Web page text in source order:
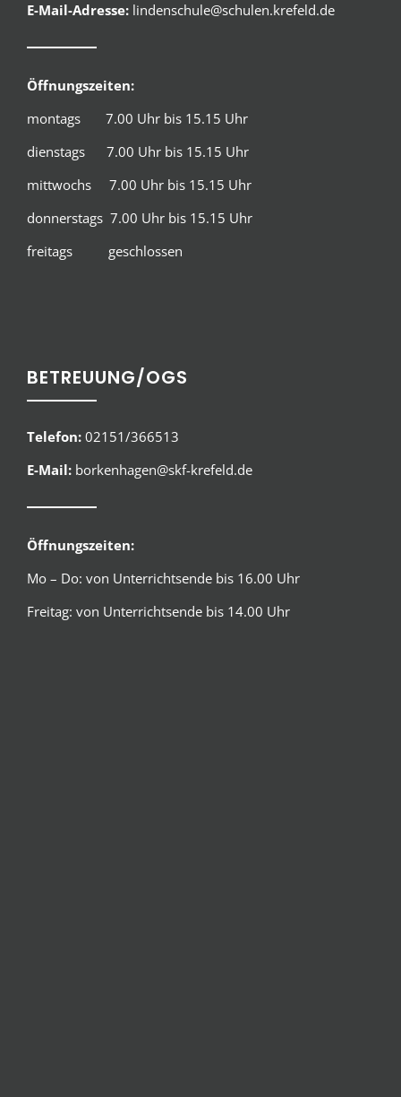
E-Mail-Adresse: lindenschule@schulen.krefeld.de
Öffnungszeiten:
montags 7.00 Uhr bis 15.15 Uhr
dienstags 7.00 Uhr bis 15.15 Uhr
mittwochs 7.00 Uhr bis 15.15 Uhr
donnerstags 7.00 Uhr bis 15.15 Uhr
freitags geschlossen
BETREUUNG/OGS
Telefon: 02151/366513
E-Mail: borkenhagen@skf-krefeld.de
Öffnungszeiten:
Mo – Do: von Unterrichtsende bis 16.00 Uhr
Freitag: von Unterrichtsende bis 14.00 Uhr